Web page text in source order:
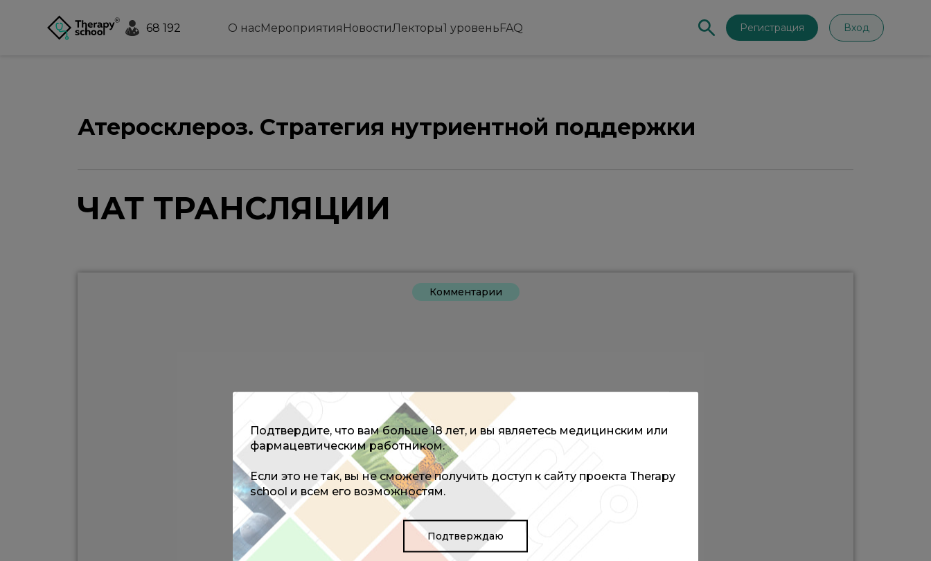
68 192 О насМероприятия НовостиЛекторы1 уровеньFAQ Регистрация Вход
Атеросклероз. Стратегия нутриентной поддержки
ЧАТ ТРАНСЛЯЦИИ
Комментарии
Подтвердите, что вам больше 18 лет, и вы являетесь медицинским или
фармацевтическим работником.
Если это не так, вы не сможете получить доступ к сайту проекта Therapy
school и всем его возможностям.
Подтверждаю